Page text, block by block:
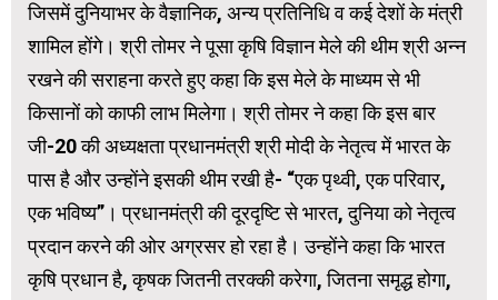
जिसमें दुनियाभर के वैज्ञानिक, अन्य प्रतिनिधि व कई देशों के मंत्री
शामिल होंगे। श्री तोमर ने पूसा कृषि विज्ञान मेले की थीम श्री अन्न
रखने की सराहना करते हुए कहा कि इस मेले के माध्यम से भी
किसानों को काफी लाभ मिलेगा। श्री तोमर ने कहा कि इस बार
जी-20 की अध्यक्षता प्रधानमंत्री श्री मोदी के नेतृत्व में भारत के
पास है और उन्होंने इसकी थीम रखी है- “एक पृथ्वी, एक परिवार,
एक भविष्य”। प्रधानमंत्री की दूरदृष्टि से भारत, दुनिया को नेतृत्व
प्रदान करने की ओर अग्रसर हो रहा है। उन्होंने कहा कि भारत
कृषि प्रधान है, कृषक जितनी तरक्की करेगा, जितना समृद्ध होगा,